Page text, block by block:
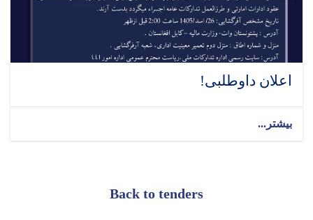
اعلان داوطلبی!
بیشتر...
Back to tenders